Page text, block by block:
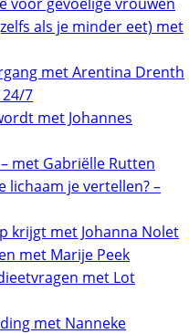
als je minder eet) met
met Arentina Drenth
7
met Johannes
met Gabriëlle Rutten
lichaam je vertellen? –
krijgt met Johanna Nolet
met Marije Peek
met Lot
met Nanneke